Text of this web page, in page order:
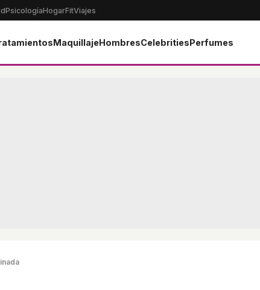
PsicologíaHogarFitViajes
MaquillajeHombresCelebritiesPerfumes